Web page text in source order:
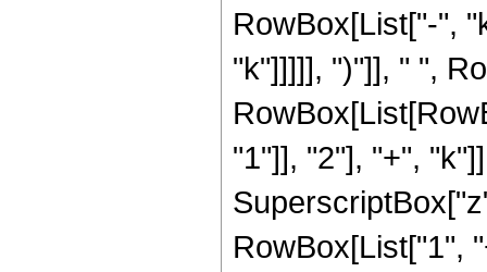
RowBox[List["-",
"k"]]]]], ")"]], " ",
"1"]], "2"], "+",
RowBox[List["1",